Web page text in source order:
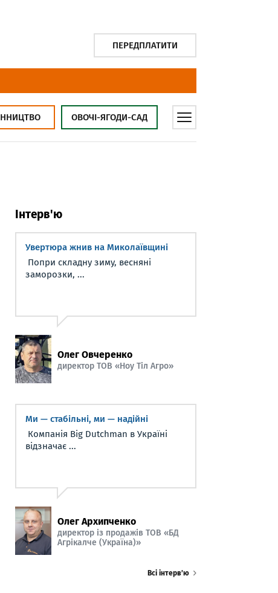
ПЕРЕДПЛАТИТИ
ОВОЧІ-ЯГОДИ-САД
Інтерв'ю
Увертюра жнив на Миколаївщині
Попри складну зиму, весняні
заморозки, ...
Олег Овчеренко
директор ТОВ «Ноу Тіл Агро»
Ми — стабільні, ми — надійні
Компанія Big Dutchman в Україні
відзначає ...
Олег Архипченко
директор із продажів ТОВ «БД
Агрікалче (Україна)»
Всі інтерв’ю